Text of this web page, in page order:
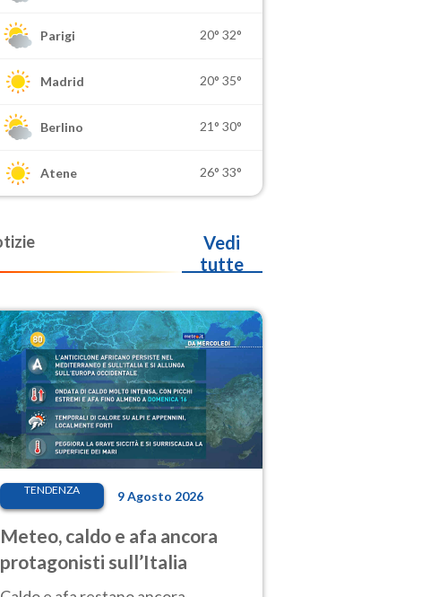
Parigi 20° 32°
Madrid 20° 35°
Berlino 21° 30°
Atene 26° 33°
Vedi
tutte
TENDENZA 9 Agosto 2026
Meteo, caldo e afa ancora
protagonisti sull’Italia